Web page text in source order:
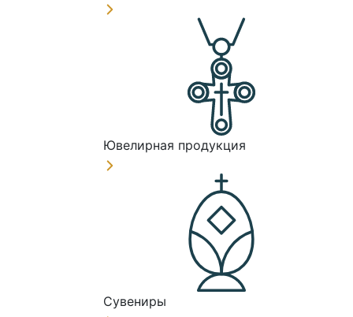
Ювелирная продукция
Сувениры